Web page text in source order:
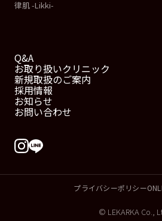
律肌 -Likki-
Q&A
お取り扱いクリニック
新規取扱のご案内
採用情報
お知らせ
お問い合わせ
プライバシーポリシー
© LEKARKA Co.,